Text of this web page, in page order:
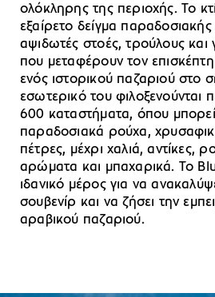
ολόκληρης της περιοχής. Το
εξαίρετο δείγμα παραδοσιακής
αψιδωτές στοές, τρούλους και
που μεταφέρουν τον
ενός ιστορικού παζαριού στο
εσωτερικό του φιλοξενούνται
600 καταστήματα, όπου
παραδοσιακά ρούχα,
πέτρες, μέχρι χαλιά, αντίκες,
αρώματα και μπαχαρικά. Το
ιδανικό μέρος για να
σουβενίρ και να ζήσει την
αραβικού παζαριού.